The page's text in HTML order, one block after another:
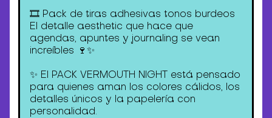
🎞️ Pack de tiras adhesivas tonos burdeos
El detalle aesthetic que hace que
agendas, apuntes y journaling se vean
increíbles 🍷✨
✨ El PACK VERMOUTH NIGHT está pensado
para quienes aman los colores cálidos, los
detalles únicos y la papelería con
personalidad.